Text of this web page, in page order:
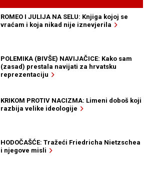
ROMEO I JULIJA NA SELU: Knjiga kojoj se
vraćam i koja nikad nije iznevjerila
POLEMIKA (BIVŠE) NAVIJAČICE: Kako sam
(zasad) prestala navijati za hrvatsku
reprezentaciju
KRIKOM PROTIV NACIZMA: Limeni doboš koji
razbija velike ideologije
HODOČAŠĆE: Tražeći Friedricha Nietzschea
i njegove misli